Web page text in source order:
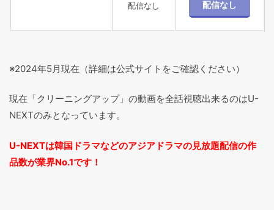
配信なし
※2024年5月現在（詳細は公式サイトをご確認ください）
現在「クリーニングアップ」の動画を全話視聴出来るのはU-
NEXTのみとなっています。
U-NEXTは韓国ドラマなどのアジアドラマの見放題配信の作
品数が業界No.1です！